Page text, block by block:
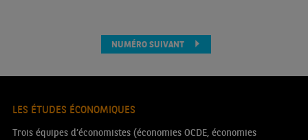
NUMÉRO SUIVANT
LES ÉTUDES ÉCONOMIQUES
Trois équipes d’économistes (économies OCDE, économies